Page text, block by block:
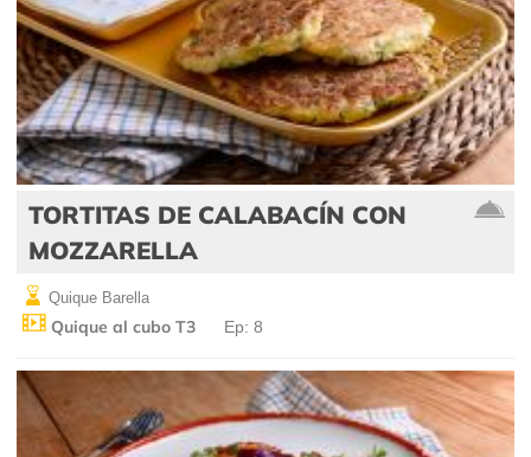
TORTITAS DE CALABACÍN CON
MOZZARELLA
Quique Barella
Quique al cubo T3 Ep: 8